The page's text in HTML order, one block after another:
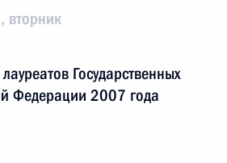
вторник
Государственных
Федерации 2007 года